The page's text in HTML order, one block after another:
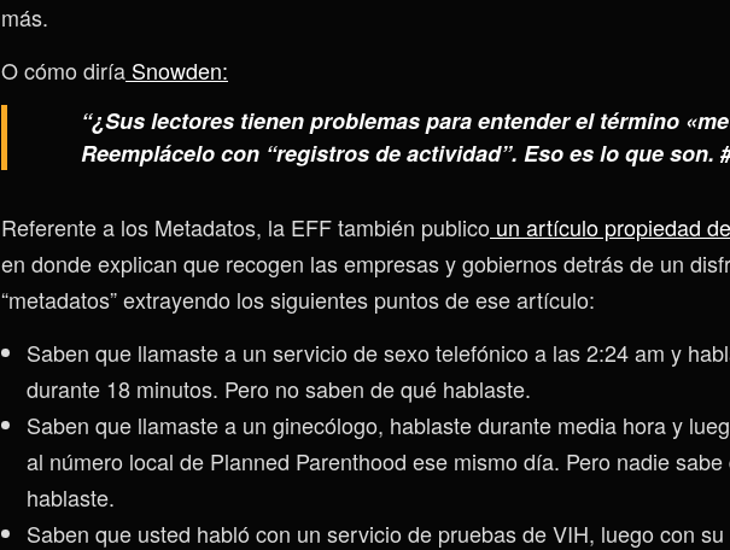
más.
O cómo diría Snowden:
“¿Sus lectores tienen problemas para entender el término
Reemplácelo con “registros de actividad”. Eso es lo que son.
Referente a los Metadatos, la EFF también publico un artículo propiedad
en donde explican que recogen las empresas y gobiernos detrás de un
“metadatos” extrayendo los siguientes puntos de ese artículo:
Saben que llamaste a un servicio de sexo telefónico a las 2:24 am y
durante 18 minutos. Pero no saben de qué hablaste.
Saben que llamaste a un ginecólogo, hablaste durante media hora y
al número local de Planned Parenthood ese mismo día. Pero nadie sabe
hablaste.
Saben que usted habló con un servicio de pruebas de VIH, luego con